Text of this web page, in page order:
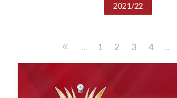
2021/22
... 1 2 3 4 ...